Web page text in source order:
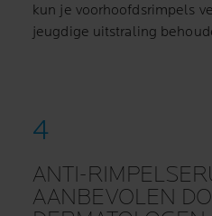
kun je voorhoofdsrimpels
jeugdige uitstraling
ANTI-
AANBEVOLEN